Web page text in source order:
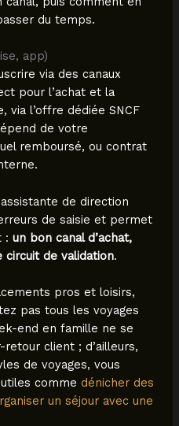
du temps.
app)
via des canaux
pour l’achat et la
l’offre dédiée SNCF
de votre
remboursé, ou contrat
de direction
de saisie et permet
: un bon canal d’achat,
circuit de validation.
pros et loisirs,
pas tous les voyages
end en famille ne se
client ; d’ailleurs,
de voyages, vous
comme dénicher des
un séjour avec une